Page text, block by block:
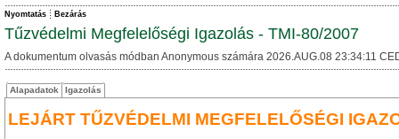
Nyomtatás Bezárás
Tűzvédelmi Megfelelőségi Igazolás - TMI-80/2007
A dokumentum olvasás módban Anonymous számára 2026.AUG.08 23:34:11
Alapadatok Igazolás
LEJÁRT TŰZVÉDELMI MEGFELELŐSÉGI